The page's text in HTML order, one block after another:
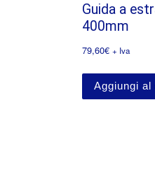
Guida a
400mm
79,60€ + Iva
Aggiungi al